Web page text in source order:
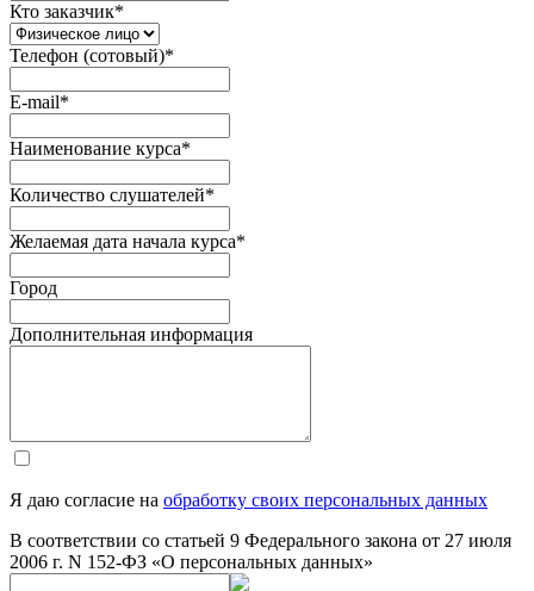
Кто заказчик*
Телефон (сотовый)*
E-mail*
Наименование курса*
Количество слушателей*
Желаемая дата начала курса*
Город
Дополнительная информация
Я даю согласие на обработку своих персональных данных
В соответствии со статьей 9 Федерального закона от 27 июля
2006 г. N 152-ФЗ «О персональных данных»